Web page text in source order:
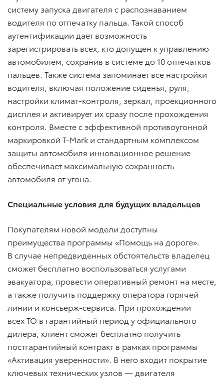
систему запуска двигателя с распознаванием
водителя по отпечатку пальца. Такой способ
аутентификации дает возможность
зарегистрировать всех, кто допущен к управлению
автомобилем, сохранив в системе до 10 отпечатков
пальцев. Также система запоминает все настройки
водителя, включая положение сиденья, руля,
настройки климат-контроля, зеркал, проекционного
дисплея и активирует их сразу после прохождения
контроля. Вместе с эффективной противоугонной
маркировкой T-Mark и стандартным комплексом
защиты автомобиля инновационное решение
обеспечивает максимальную сохранность
автомобиля от угона.
Специальные условия для будущих владельцев
Покупателям новой модели доступны
преимущества программы «Помощь на дороге».
В случае непредвиденных обстоятельств владелец
сможет бесплатно воспользоваться услугами
эвакуатора, провести оперативный ремонт на месте,
а также получить поддержку оператора горячей
линии и консьерж-сервиса. При прохождении
всех ТО в гарантийный период у официального
дилера, клиент сможет бесплатно получить
постгарантийный контракт в рамках программы
«Активация уверенности». В него входит покрытие
ключевых технических узлов — двигателя